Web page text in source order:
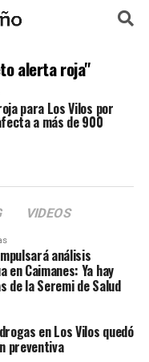
alerta roja"
para Los Vilos por
a más de 900
VIDEOS
análisis
en Caimanes: Ya hay
de la Seremi de Salud
en Los Vilos quedó
preventiva